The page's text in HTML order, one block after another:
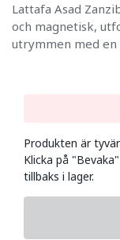
Lattafa Asad
och magnetisk,
utrymmen med en
Produkten är
Klicka på
tillbaks i lager.